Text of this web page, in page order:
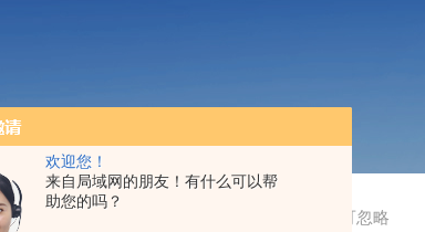
欢迎您！
来自局域网的朋友！有什么可以帮
助您的吗？
/ 2026年超低频高压发生器选型，这几点不可忽略